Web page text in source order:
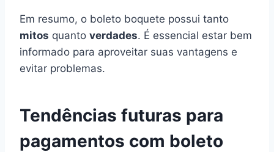
Em resumo, o boleto boquete possui tanto
mitos quanto verdades. É essencial estar bem
informado para aproveitar suas vantagens e
evitar problemas.
Tendências futuras para
pagamentos com boleto